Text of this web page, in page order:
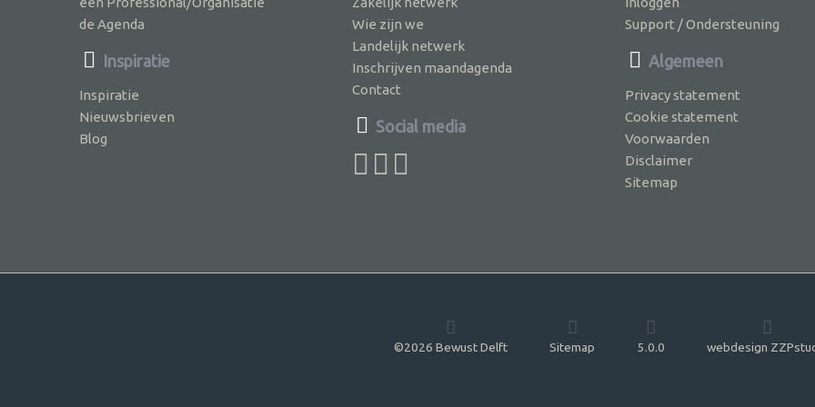
de Agenda
Inspiratie
Inspiratie
Nieuwsbrieven
Blog
Wie zijn we
Landelijk netwerk
Inschrijven maandagenda
Contact
Social media
Support / Ondersteuning
Algemeen
Privacy statement
Cookie statement
Voorwaarden
Disclaimer
Sitemap
©2026 Bewust Delft Sitemap 5.0.0 webdesign